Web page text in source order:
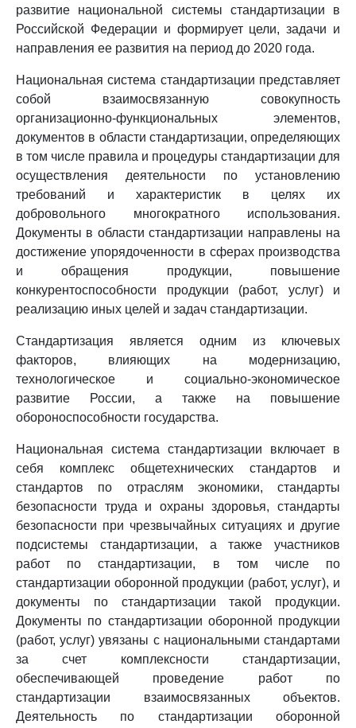
развитие национальной системы стандартизации в
Российской Федерации и формирует цели, задачи и
направления ее развития на период до 2020 года.
Национальная система стандартизации представляет
собой взаимосвязанную совокупность
организационно-функциональных элементов,
документов в области стандартизации, определяющих
в том числе правила и процедуры стандартизации для
осуществления деятельности по установлению
требований и характеристик в целях их
добровольного многократного использования.
Документы в области стандартизации направлены на
достижение упорядоченности в сферах производства
и обращения продукции, повышение
конкурентоспособности продукции (работ, услуг) и
реализацию иных целей и задач стандартизации.
Стандартизация является одним из ключевых
факторов, влияющих на модернизацию,
технологическое и социально-экономическое
развитие России, а также на повышение
обороноспособности государства.
Национальная система стандартизации включает в
себя комплекс общетехнических стандартов и
стандартов по отраслям экономики, стандарты
безопасности труда и охраны здоровья, стандарты
безопасности при чрезвычайных ситуациях и другие
подсистемы стандартизации, а также участников
работ по стандартизации, в том числе по
стандартизации оборонной продукции (работ, услуг), и
документы по стандартизации такой продукции.
Документы по стандартизации оборонной продукции
(работ, услуг) увязаны с национальными стандартами
за счет комплексности стандартизации,
обеспечивающей проведение работ по
стандартизации взаимосвязанных объектов.
Деятельность по стандартизации оборонной